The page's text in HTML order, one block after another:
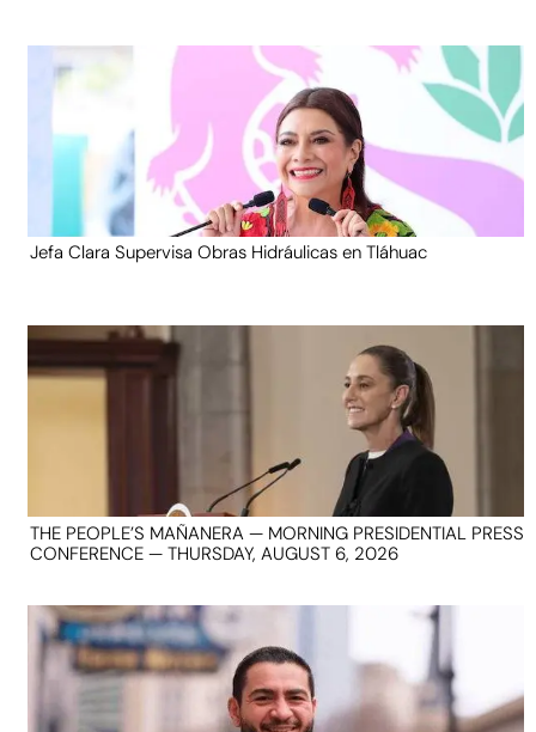
Jefa Clara Supervisa Obras Hidráulicas en Tláhuac
THE PEOPLE’S MAÑANERA — MORNING PRESIDENTIAL PRESS
CONFERENCE — THURSDAY, AUGUST 6, 2026